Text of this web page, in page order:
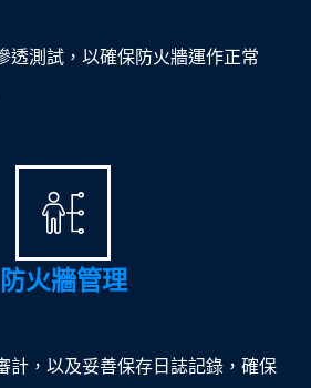
透測試，以確保防火牆運作正常
防火牆管理
計，以及妥善保存日誌記錄，確保